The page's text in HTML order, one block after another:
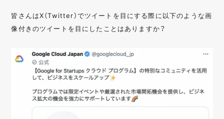
皆さんはX（Twitter）でツイートを目にする際に以下のような画
像付きのツイートを目にしたことはありますか？